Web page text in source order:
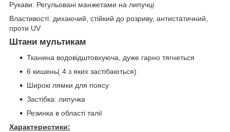
Рукави: Регульовані манжетами на липучці
Властивості: дихаючий, стійкий до розриву, антистатичний,
проти UV
Штани мультикам
Тканина водовідштовхуюча, дуже гарно тягнеться
6 кишень( 4 з яких застібаються)
Широкі лямки для поясу
Застібка: липучка
Резинка в області талії
Характеристики: